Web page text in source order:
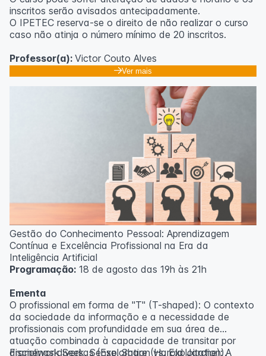
inscritos serão avisados ​​antecipadamente.
O IPETEC reserva-se o direito de não realizar o curso
caso não atinja o número mínimo de 20 inscritos.
Professor(a): Victor Couto Alves
Ver mais
Gestão do Conhecimento Pessoal: Aprendizagem
Contínua e Excelência Profissional na Era da
Inteligência Artificial
Programação: 18 de agosto das 19h às 21h
Ementa
O profissional em forma de "T" (T-shaped): O contexto
da sociedade da informação e a necessidade de
profissionais com profundidade em sua área de
atuação combinada à capacidade de transitar por
disciplinas diversas (Exploration vs. Exploitation).
Framework Seek, Sense, Share (Harold Jarche): A